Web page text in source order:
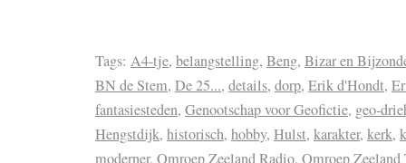
Tags: A4-tje, belangstelling, Beng, Bizar en
BN de Stem, De 25..., details, dorp, Erik d'Hondt,
fantasiesteden, Genootschap voor Geofictie, geo-
Hengstdijk, historisch, hobby, Hulst, karakter, kerk,
moderner, Omroep Zeeland Radio, Omroep Zeeland